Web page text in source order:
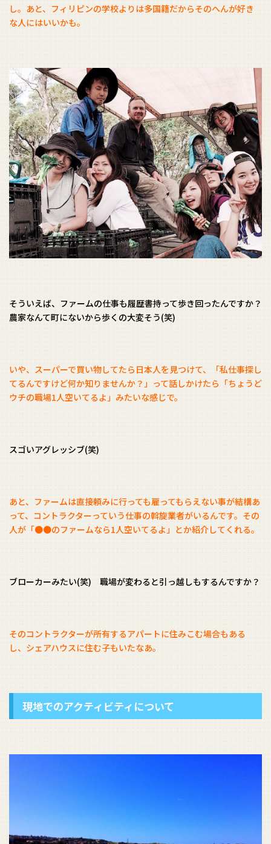
し。あと、フィリピンの学校よりは多国籍だからそのへんが好き
な人にはいいかも。
そういえば、ファームの仕事も履歴書持って歩き回ったんですか？
農家なんて町にないから歩くの大変そう(笑)
いや、スーパーで買い物してたら日本人を見つけて、「私仕事探し
てるんですけど何か知りませんか？」って話しかけたら「ちょうど
ウチの職場1人空いてるよ」みたいな感じで。
スゴいアグレッシブ(笑)
あと、ファームは直接頼みに行っても雇ってもらえない事が結構あ
って、コントラクターっていう仕事の斡旋業者がいるんです。その
人が「●●のファームなら1人空いてるよ」とか紹介してくれる。
ブローカーみたい(笑) 職場が変わると引っ越しもするんですか？
そのコントラクターが所有するアパートに住みこむ場合もある
し、シェアハウスに住む子もいたなあ。
現地でのアクティビティについて